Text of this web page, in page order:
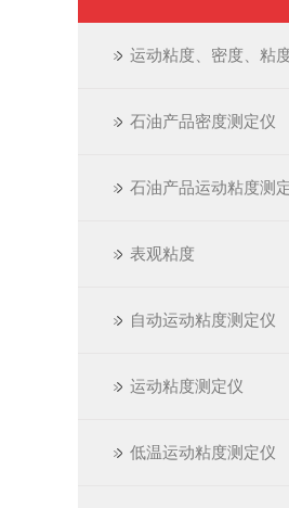
运动粘度、密度、粘
石油产品密度测定仪
石油产品运动粘度测
表观粘度
自动运动粘度测定仪
运动粘度测定仪
低温运动粘度测定仪